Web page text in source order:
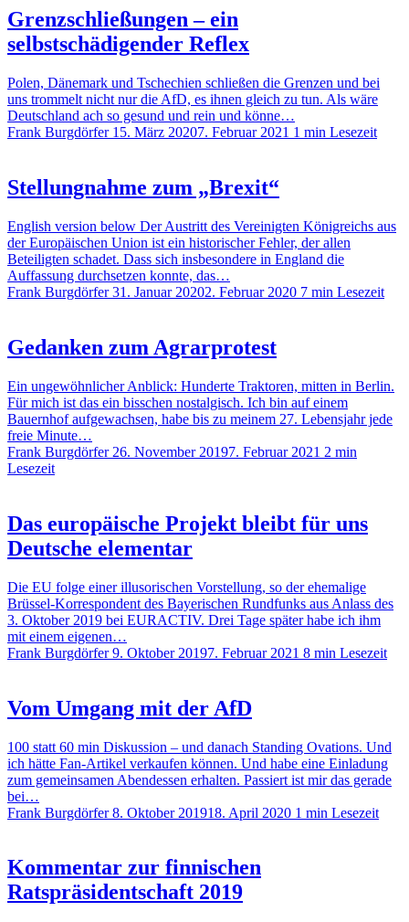
Grenzschließungen – ein
selbstschädigender Reflex
Polen, Dänemark und Tschechien schließen die Grenzen und bei
uns trommelt nicht nur die AfD, es ihnen gleich zu tun. Als wäre
Deutschland ach so gesund und rein und könne…
Frank Burgdörfer 15. März 20207. Februar 2021 1 min Lesezeit
Stellungnahme zum „Brexit“
English version below Der Austritt des Vereinigten Königreichs aus
der Europäischen Union ist ein historischer Fehler, der allen
Beteiligten schadet. Dass sich insbesondere in England die
Auffassung durchsetzen konnte, das…
Frank Burgdörfer 31. Januar 20202. Februar 2020 7 min Lesezeit
Gedanken zum Agrarprotest
Ein ungewöhnlicher Anblick: Hunderte Traktoren, mitten in Berlin.
Für mich ist das ein bisschen nostalgisch. Ich bin auf einem
Bauernhof aufgewachsen, habe bis zu meinem 27. Lebensjahr jede
freie Minute…
Frank Burgdörfer 26. November 20197. Februar 2021 2 min
Lesezeit
Das europäische Projekt bleibt für uns
Deutsche elementar
Die EU folge einer illusorischen Vorstellung, so der ehemalige
Brüssel-Korrespondent des Bayerischen Rundfunks aus Anlass des
3. Oktober 2019 bei EURACTIV. Drei Tage später habe ich ihm
mit einem eigenen…
Frank Burgdörfer 9. Oktober 20197. Februar 2021 8 min Lesezeit
Vom Umgang mit der AfD
100 statt 60 min Diskussion – und danach Standing Ovations. Und
ich hätte Fan-Artikel verkaufen können. Und habe eine Einladung
zum gemeinsamen Abendessen erhalten. Passiert ist mir das gerade
bei…
Frank Burgdörfer 8. Oktober 201918. April 2020 1 min Lesezeit
Kommentar zur finnischen
Ratspräsidentschaft 2019